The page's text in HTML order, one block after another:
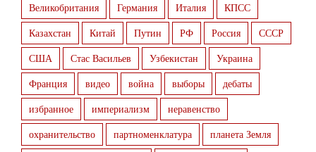
Великобритания
Германия Италия
КПСС
Казахстан
Китай Путин РФ Россия
СССР
США
Стас Васильев Узбекистан
Украина
Франция
видео война выборы
дебаты
избранное
империализм
неравенство
охранительство
партноменклатура
планета Земля